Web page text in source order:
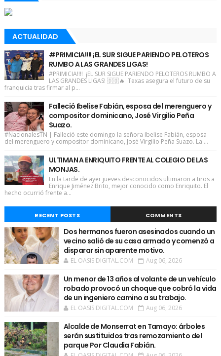
ACTUALIDAD
#PRIMICIA!!!! ¡EL SUR SIGUE PARIENDO PELOTEROS
RUMBO A LAS GRANDES LIGAS!
#PRIMICIA!!!! ¡EL SUR SIGUE PARIENDO PELOTEROS RUMBO A
LAS GRANDES LIGAS! 🇩🇴🔥 Texas asegura el futuro de su
franquicia tras firmar al p...
Falleció Ibelise Fabián, esposa del merenguero y
compositor dominicano, José Virgilio Peña
Suazo.
#NacionalesTN | Falleció este domingo la señora Ibelise Fabián, esposa
del merenguero y compositor dominicano, José Virgilio Peña Suazo. La ...
ULTIMAN A ENRIQUITO FRENTE AL COLEGIO DE LAS
MONJAS.
En la tarde de ayer jueves desconocidos ultimaron a tiros a
Enrique Jiménez Brito, mejor conocido como Enriquito. El
hecho ocurrió frente a...
RECENT POSTS COMMENTS
Dos hermanos fueron asesinados cuando un
vecino salió de su casa armado y comenzó a
disparar sin aparente motivo.
EL OASIS DIGITAL.COM Aug 06, 2026
Un menor de 13 años al volante de un vehículo
robado provocó un choque que cobró la vida
de un ingeniero camino a su trabajo.
EL OASIS DIGITAL.COM Aug 06, 2026
Alcalde de Monserrat en Tamayo: árboles
serán sustituidos tras remozamiento del
parque Por Claudia Fabián.